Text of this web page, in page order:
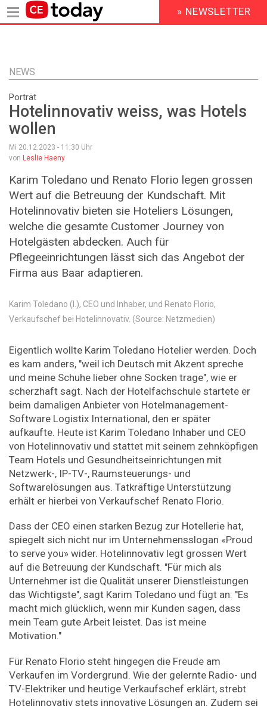
Inhalt
HEADER
MENU
» NEWSLETTER
NEWS
Porträt
Hotelinnovativ weiss, was Hotels
wollen
Mi 20.12.2023 - 11:30 Uhr
von Leslie Haeny
Karim Toledano und Renato Florio legen grossen
Wert auf die Betreuung der Kundschaft. Mit
Hotel­innovativ bieten sie Hoteliers Lösungen,
welche die gesamte Customer Journey von
Hotelgästen abdecken. Auch für
Pflegeeinrichtungen lässt sich das Angebot der
Firma aus Baar adaptieren.
Karim Toledano (l.), CEO und ­Inhaber, und ­Renato Florio,
Verkaufschef bei Hotelinnovativ. (Source: Netzmedien)
Eigentlich wollte Karim Toledano Hotelier werden. Doch
es kam anders, "weil ich Deutsch mit Akzent spreche
und meine Schuhe lieber ohne Socken trage", wie er
scherzhaft sagt. Nach der Hotelfachschule startete er
beim damaligen Anbieter von Hotelmanagement-
Software Logistix International, den er später
aufkaufte. Heute ist Karim Toledano Inhaber und CEO
von Hotelinnovativ und stattet mit seinem zehnköpfigen
Team Hotels und Gesundheitseinrichtungen mit
Netzwerk-, IP-TV-, Raumsteuerungs- und
Softwarelösungen aus. Tatkräftige Unterstützung
erhält er hierbei von Verkaufschef Renato Florio.
Dass der CEO einen starken Bezug zur Hotellerie hat,
spiegelt sich nicht nur im Unternehmensslogan «Proud
to serve you» wider. Hotelinnovativ legt grossen Wert
auf die Betreuung der Kundschaft. "Für mich als
Unternehmer ist die Qualität unserer Dienstleistungen
das Wichtigste", sagt Karim Toledano und fügt an: "Es
macht mich glücklich, wenn mir Kunden sagen, dass
mein Team gute Arbeit leistet. Das ist meine
Motivation."
Für Renato Florio steht hingegen die Freude am
Verkaufen im Vordergrund. Wie der gelernte Radio- und
TV-Elektriker und heutige Verkaufschef erklärt, strebt
Hotel­innovativ stets innovative Lösungen an. Zudem sei